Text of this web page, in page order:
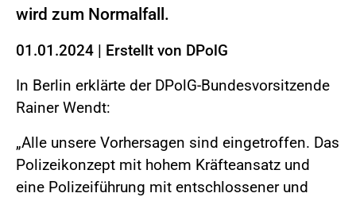
wird zum Normalfall.
01.01.2024 | Erstellt von DPolG
In Berlin erklärte der DPolG-Bundesvorsitzende
Rainer Wendt:
„Alle unsere Vorhersagen sind eingetroffen. Das
Polizeikonzept mit hohem Kräfteansatz und
eine Polizeiführung mit entschlossener und